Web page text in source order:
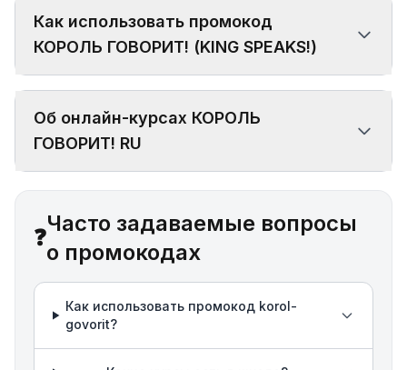
Как использовать промокод
КОРОЛЬ ГОВОРИТ! (KING SPEAKS!)
Об онлайн-курсах КОРОЛЬ
ГОВОРИТ! RU
❓
Часто задаваемые вопросы
о промокодах
Как использовать промокод korol-
govorit?